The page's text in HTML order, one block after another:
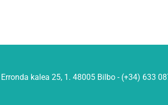
Erronda kalea 25, 1. 48005 Bilbo - (+34) 633